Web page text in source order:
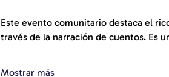
Este evento comunitario destaca el
través de la narración de cuentos. Es
Mostrar más